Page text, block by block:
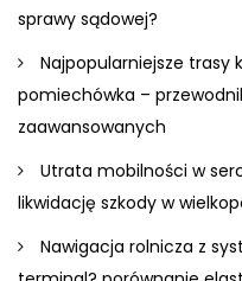
sprawy sądowej?
Najpopularniejsze trasy
pomiechówka –
zaawansowanych
Utrata mobilności w
likwidację szkody w
Nawigacja rolnicza z